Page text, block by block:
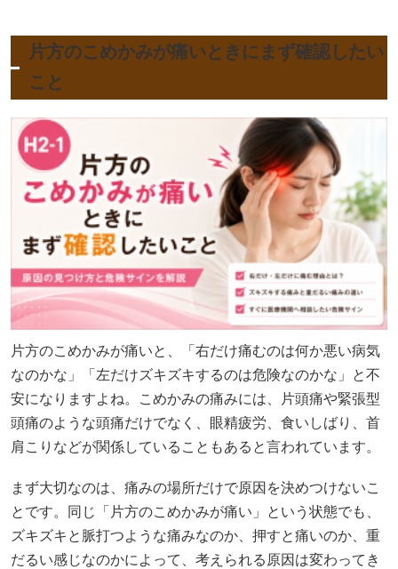
片方のこめかみが痛いときにまず確認したい
こと
片方のこめかみが痛いと、「右だけ痛むのは何か悪い病気
なのかな」「左だけズキズキするのは危険なのかな」と不
安になりますよね。こめかみの痛みには、片頭痛や緊張型
頭痛のような頭痛だけでなく、眼精疲労、食いしばり、首
肩こりなどが関係していることもあると言われています。
まず大切なのは、痛みの場所だけで原因を決めつけないこ
とです。同じ「片方のこめかみが痛い」という状態でも、
ズキズキと脈打つような痛みなのか、押すと痛いのか、重
だるい感じなのかによって、考えられる原因は変わってき